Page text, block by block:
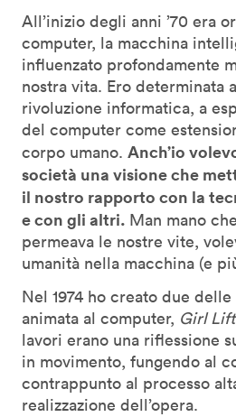
All’inizio degli anni ’70 era
computer, la macchina
influenzato profondamente
nostra vita. Ero determinata
rivoluzione informatica, a
del computer come
corpo umano. Anch’io
società una visione che
il nostro rapporto con la
e con gli altri. Man mano
permeava le nostre vite,
umanità nella macchina (e
Nel 1974 ho creato due
animata al computer, Girl
lavori erano una riflessione
in movimento, fungendo al
contrappunto al processo
realizzazione dell’opera.